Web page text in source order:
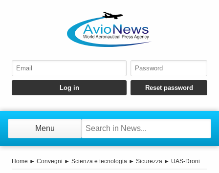
Menu
Home ► Convegni ► Scienza e tecnologia ► Sicurezza ► UAS-Droni